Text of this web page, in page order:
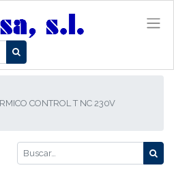
CONTROL T NC 230V